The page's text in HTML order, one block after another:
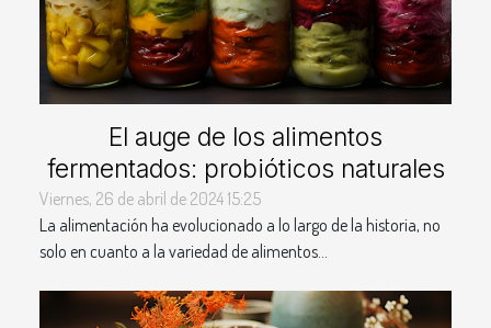
El auge de los alimentos
fermentados: probióticos naturales
Viernes, 26 de abril de 2024 15:25
La alimentación ha evolucionado a lo largo de la historia, no
solo en cuanto a la variedad de alimentos...